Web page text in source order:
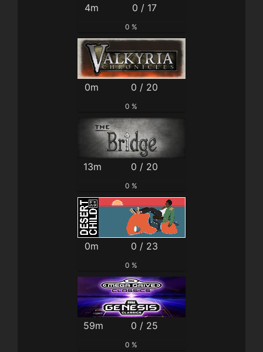
4m 0 / 17
0 %
0m 0 / 20
0 %
13m 0 / 20
0 %
0m 0 / 23
0 %
59m 0 / 25
0 %